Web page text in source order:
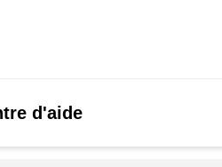
d'aide